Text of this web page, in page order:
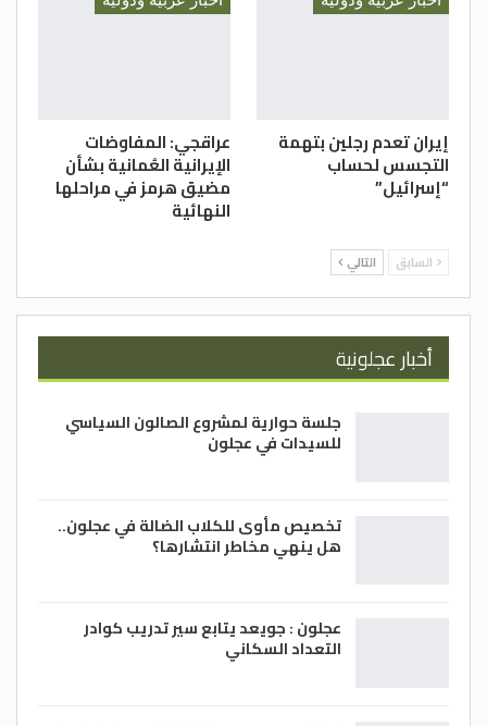
إيران تعدم رجلين بتهمة
التجسس لحساب
“إسرائيل”
عراقجي: المفاوضات
الإيرانية العُمانية بشأن
مضيق هرمز في مراحلها
النهائية
السابق التالي
أخبار عجلونية
جلسة حوارية لمشروع الصالون السياسي
للسيدات في عجلون
تخصيص مأوى للكلاب الضالة في عجلون..
هل ينهي مخاطر انتشارها؟
عجلون : جويعد يتابع سير تدريب كوادر
التعداد السكاني